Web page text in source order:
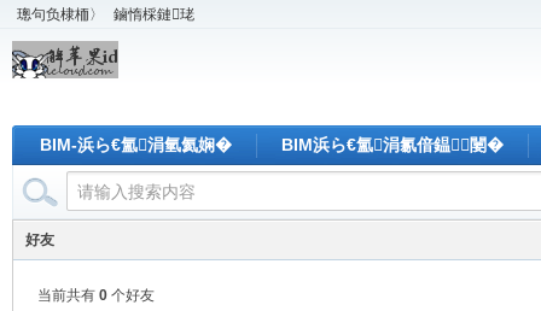
璁句负棣栭〉 鏀惰棌鏈珯
BIM-浜ら€氳涓氫氦娴� BIM浜ら€氳涓氱偣鎾闄�
好友
当前共有 0 个好友